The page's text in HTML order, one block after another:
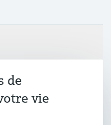
de
vie